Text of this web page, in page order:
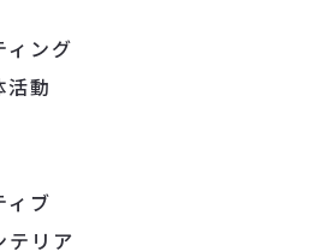
ィング
活動
ィブ
テリア